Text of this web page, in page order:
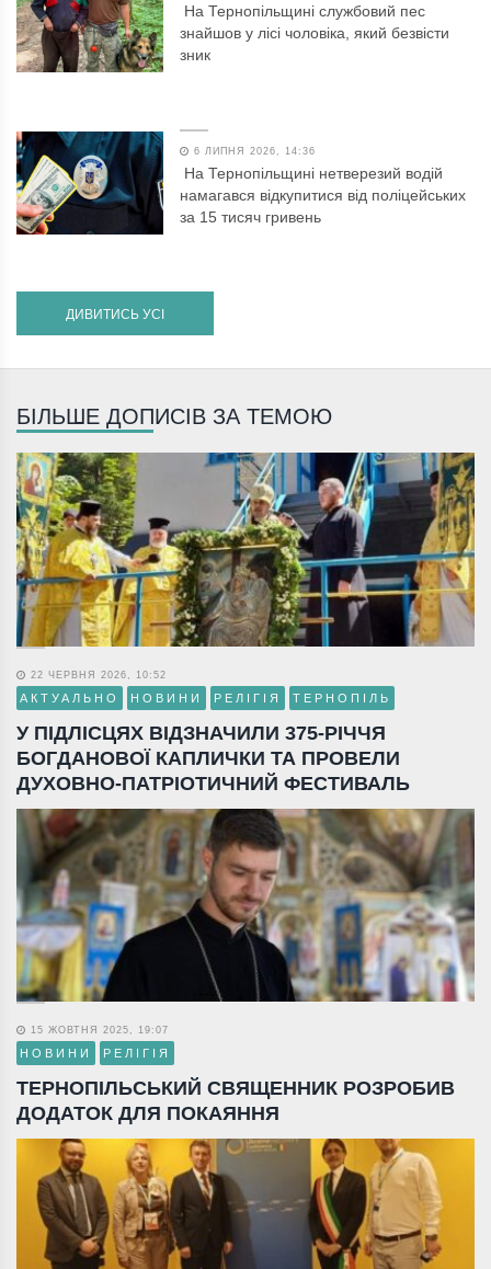
На Тернопільщині службовий пес
знайшов у лісі чоловіка, який безвісти
зник
6 ЛИПНЯ 2026, 14:36
На Тернопільщині нетверезий водій
намагався відкупитися від поліцейських
за 15 тисяч гривень
ДИВИТИСЬ УСІ
БІЛЬШЕ ДОПИСІВ ЗА ТЕМОЮ
22 ЧЕРВНЯ 2026, 10:52
АКТУАЛЬНО НОВИНИ РЕЛІГІЯ ТЕРНОПІЛЬ
У ПІДЛІСЦЯХ ВІДЗНАЧИЛИ 375-РІЧЧЯ
БОГДАНОВОЇ КАПЛИЧКИ ТА ПРОВЕЛИ
ДУХОВНО-ПАТРІОТИЧНИЙ ФЕСТИВАЛЬ
15 ЖОВТНЯ 2025, 19:07
НОВИНИ РЕЛІГІЯ
ТЕРНОПІЛЬСЬКИЙ СВЯЩЕННИК РОЗРОБИВ
ДОДАТОК ДЛЯ ПОКАЯННЯ